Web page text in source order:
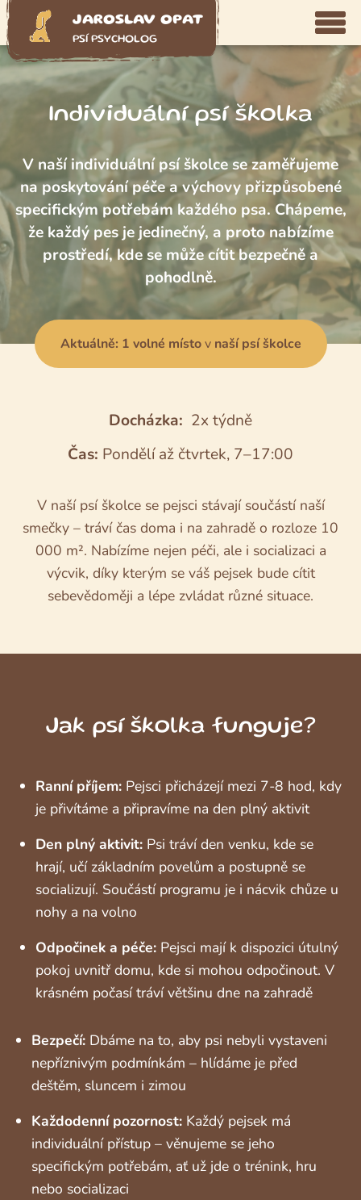
JAROSLAV OPAT
PSÍ PSYCHOLOG
Individuální psí školka
V naší individuální psí školce se zaměřujeme
na poskytování péče a výchovy přizpůsobené
specifickým potřebám každého psa. Chápeme,
že každý pes je jedinečný, a proto nabízíme
prostředí, kde se může cítit bezpečně a
pohodlně.
Docházka: 2x týdně
Čas: Pondělí až čtvrtek, 7–17:00
V naší psí školce se pejsci stávají součástí naší
smečky – tráví čas doma i na zahradě o rozloze 10
000 m². Nabízíme nejen péči, ale i socializaci a
výcvik, díky kterým se váš pejsek bude cítit
sebevědoměji a lépe zvládat různé situace.
Jak psí školka funguje?
Ranní příjem:Pejsci přicházejí mezi 7-8 hod, kdy
je přivítáme a připravíme na den plný aktivit
Den plný aktivit:Psi tráví den venku, kde se
hrají, učí základním povelům a postupně se
socializují. Součástí programu je i nácvik chůze u
nohy a na volno
Odpočinek a péče: Pejsci mají k dispozici útulný
pokoj uvnitř domu, kde si mohou odpočinout. V
krásném počasí tráví většinu dne na zahradě
Bezpečí:Dbáme na to, aby psi nebyli vystaveni
nepříznivým podmínkám – hlídáme je před
deštěm, sluncem i zimou
Každodenní pozornost:Každý pejsek má
individuální přístup – věnujeme se jeho
specifickým potřebám, ať už jde o trénink, hru
nebo socializaci
Aktuálně: 1 volné místov naší psí školce